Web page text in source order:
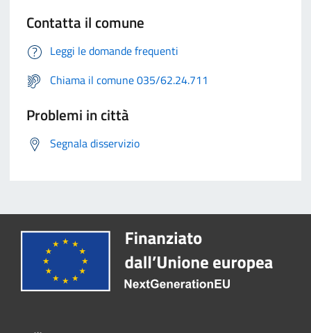
Contatta il comune
Leggi le domande frequenti
Chiama il comune 035/62.24.711
Problemi in città
Segnala disservizio